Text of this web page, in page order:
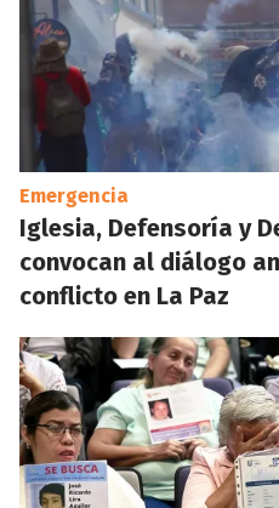
Emergencia
Iglesia, Defensoría y
convocan al diálogo
conflicto en La Paz